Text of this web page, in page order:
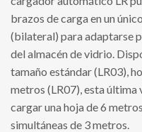
brazos de carga en un
(bilateral) para adaptarse
del almacén de vidrio.
tamaño estándar (LR03),
metros (LR07), esta
cargar una hoja de 6
simultáneas de 3 metros.